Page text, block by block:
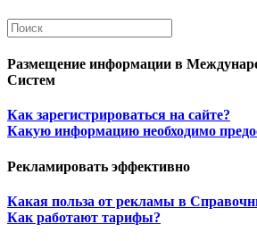
Размещение информации в
Систем
Как зарегистрироваться на сайте?
Какую информацию необходимо
Рекламировать эффективно
Какая польза от рекламы в
Как работают тарифы?